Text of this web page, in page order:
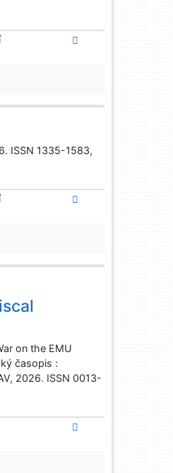
ISSN 1335-1583,
on the EMU
časopis :
2026. ISSN 0013-